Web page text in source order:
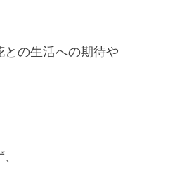
の生活への期待や